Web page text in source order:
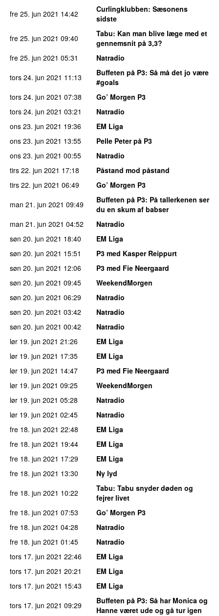
fre 25. jun 2021 14:42 Curlingklubben: Sæsonens
sidste
fre 25. jun 2021 09:40 Tabu: Kan man blive læge med et
gennemsnit på 3,3?
fre 25. jun 2021 05:31
Natradio
tors 24. jun 2021 11:13 Buffeten på P3: Så må det jo være
#goals
tors 24. jun 2021 07:38
Go’ Morgen P3
tors 24. jun 2021 03:21
Natradio
ons 23. jun 2021 19:36
EM Liga
ons 23. jun 2021 13:55
Pelle Peter på P3
ons 23. jun 2021 00:55
Natradio
tirs 22. jun 2021 17:18
Påstand mod påstand
tirs 22. jun 2021 06:49
Go’ Morgen P3
man 21. jun 2021 09:49 Buffeten på P3: På tallerkenen ser
du en skum af babser
man 21. jun 2021 04:52
Natradio
søn 20. jun 2021 18:40
EM Liga
søn 20. jun 2021 15:51
P3 med Kasper Reippurt
søn 20. jun 2021 12:06
P3 med Fie Neergaard
søn 20. jun 2021 09:45
WeekendMorgen
søn 20. jun 2021 06:29
Natradio
søn 20. jun 2021 03:42
Natradio
søn 20. jun 2021 00:42
Natradio
lør 19. jun 2021 21:26
EM Liga
lør 19. jun 2021 17:35
EM Liga
lør 19. jun 2021 14:47
P3 med Fie Neergaard
lør 19. jun 2021 09:25
WeekendMorgen
lør 19. jun 2021 05:28
Natradio
lør 19. jun 2021 02:45
Natradio
fre 18. jun 2021 22:48
EM Liga
fre 18. jun 2021 19:44
EM Liga
fre 18. jun 2021 17:29
EM Liga
fre 18. jun 2021 13:30
Ny lyd
fre 18. jun 2021 10:22 Tabu: Tabu snyder døden og
fejrer livet
fre 18. jun 2021 07:53
Go’ Morgen P3
fre 18. jun 2021 04:28
Natradio
fre 18. jun 2021 01:45
Natradio
tors 17. jun 2021 22:46
EM Liga
tors 17. jun 2021 20:21
EM Liga
tors 17. jun 2021 15:43
EM Liga
tors 17. jun 2021 09:29 Buffeten på P3: Så har Monica og
Hanne været ude og gå tur igen